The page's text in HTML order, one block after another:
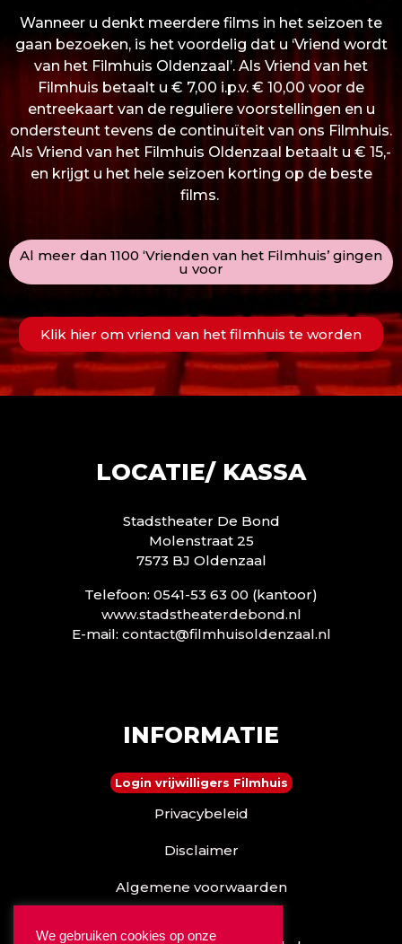
Wanneer u denkt meerdere films in het seizoen te
gaan bezoeken, is het voordelig dat u ‘Vriend wordt
van het Filmhuis Oldenzaal’. Als Vriend van het
Filmhuis betaalt u € 7,00 i.p.v. € 10,00 voor de
entreekaart van de reguliere voorstellingen en u
ondersteunt tevens de continuïteit van ons Filmhuis.
Als Vriend van het Filmhuis Oldenzaal betaalt u € 15,-
en krijgt u het hele seizoen korting op de beste
films.
Al meer dan 1100 ‘Vrienden van het Filmhuis’ gingen
u voor
Klik hier om vriend van het filmhuis te worden
LOCATIE/ KASSA
Stadstheater De Bond
Molenstraat 25
7573 BJ Oldenzaal
Telefoon: 0541-53 63 00 (kantoor)
www.stadstheaterdebond.nl
E-mail: contact@filmhuisoldenzaal.nl
INFORMATIE
Login vrijwilligers Filmhuis
Privacybeleid
Disclaimer
Algemene voorwaarden
We gebruiken cookies op onze